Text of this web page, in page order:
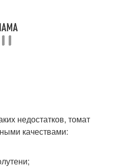
недостатков, томат
качествами: